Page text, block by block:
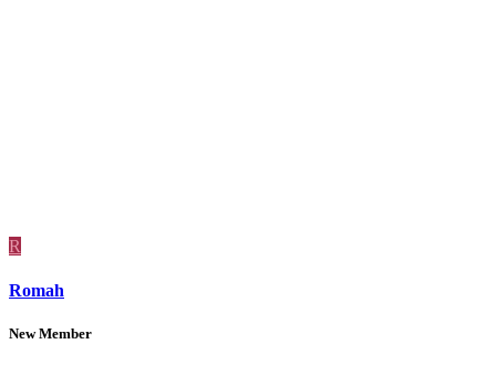
R
Romah
New Member